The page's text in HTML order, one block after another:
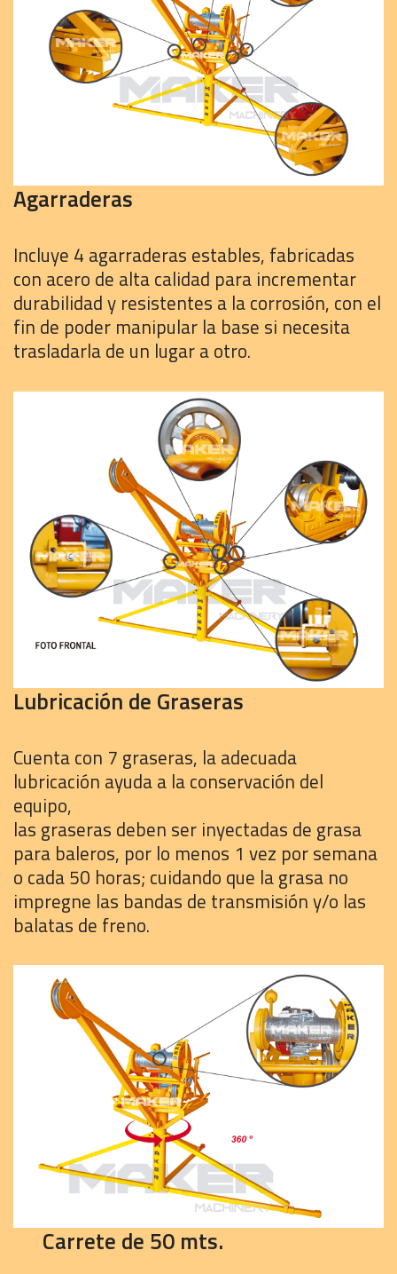
Agarraderas
Incluye 4 agarraderas estables, fabricadas
con acero de alta calidad para incrementar
durabilidad y resistentes a la corrosión, con el
fin de poder manipular la base si necesita
trasladarla de un lugar a otro.
Lubricación de Graseras
Cuenta con 7 graseras, la adecuada
lubricación ayuda a la conservación del
equipo,
las graseras deben ser inyectadas de grasa
para baleros, por lo menos 1 vez por semana
o cada 50 horas; cuidando que la grasa no
impregne las bandas de transmisión y/o las
balatas de freno.
Carrete de 50 mts.